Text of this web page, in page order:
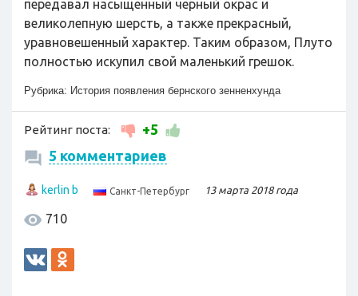
передавал насыщенный черный окрас и
великолепную шерсть, а также прекрасный,
уравновешенный характер. Таким образом, Плуто
полностью искупил свой маленький грешок.
Рубрика: История появления бернского зенненхунда
Рейтинг поста:
+5
5 комментариев
kerlin b Санкт-Петербург 13 марта 2018 года
710